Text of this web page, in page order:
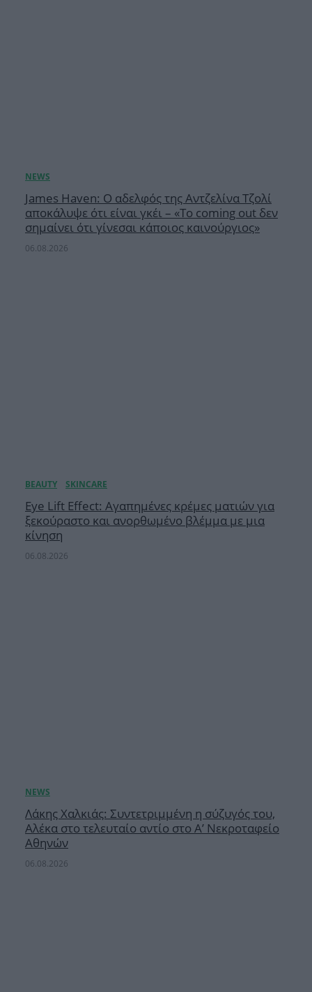
James Haven: Ο αδελφός της Αντζελίνα Τζολί
αποκάλυψε ότι είναι γκέι – «Το coming out δεν
σημαίνει ότι γίνεσαι κάποιος καινούργιος»
06.08.2026
Eye Lift Effect: Αγαπημένες κρέμες ματιών για
ξεκούραστο και ανορθωμένο βλέμμα με μια
κίνηση
06.08.2026
Λάκης Χαλκιάς: Συντετριμμένη η σύζυγός του,
Αλέκα στο τελευταίο αντίο στο Α’ Νεκροταφείο
Αθηνών
06.08.2026